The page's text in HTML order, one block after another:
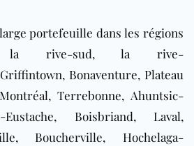
portefeuille dans les régions
la rive-sud, la rive-
Bonaventure, Plateau
Terrebonne, Ahuntsic-
Boisbriand, Laval,
Boucherville, Hochelaga-